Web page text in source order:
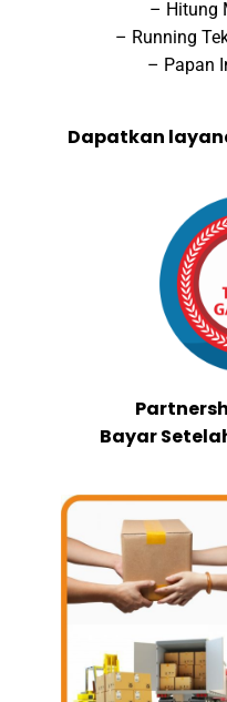
– Hitung
– Running
– Papan
Dapatkan
Bayar